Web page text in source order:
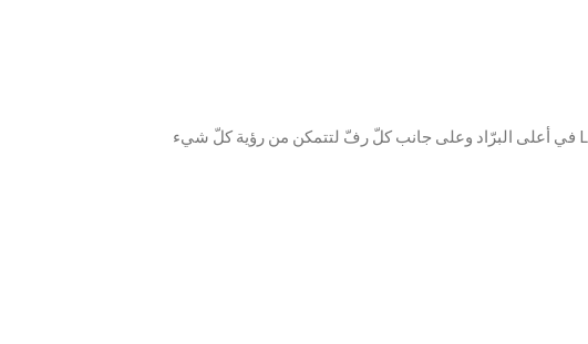
من الصعب أحيانًا رؤية كلّ شيء في البرّاد، خصوصًا في الزّوايا أو خلف الرّفوف. ولكن إضاءة Led Illumination تقدّم سلسلة من أضواء LED في أعلى البرّاد وعلى جانب كلّ رفّ لتتمكن من رؤية كلّ شيء